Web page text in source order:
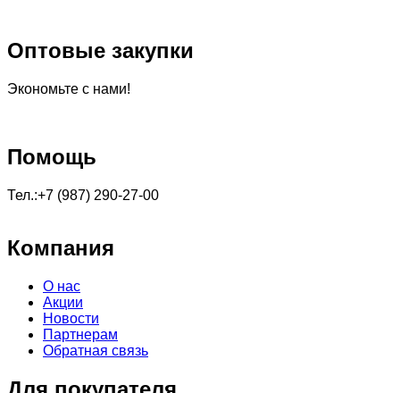
Оптовые закупки
Экономьте с нами!
Помощь
Тел.:+7 (987) 290-27-00
Компания
О нас
Акции
Новости
Партнерам
Обратная связь